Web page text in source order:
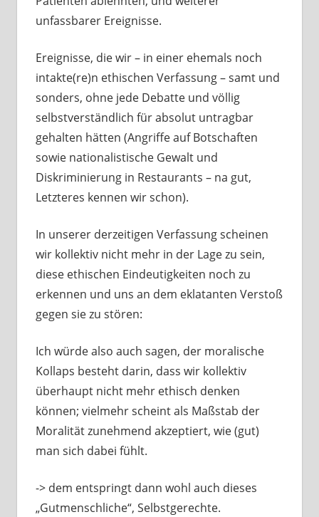
unfassbarer Ereignisse.
Ereignisse, die wir – in einer ehemals noch
intakte(re)n ethischen Verfassung – samt und
sonders, ohne jede Debatte und völlig
selbstverständlich für absolut untragbar
gehalten hätten (Angriffe auf Botschaften
sowie nationalistische Gewalt und
Diskriminierung in Restaurants – na gut,
Letzteres kennen wir schon).
In unserer derzeitigen Verfassung scheinen
wir kollektiv nicht mehr in der Lage zu sein,
diese ethischen Eindeutigkeiten noch zu
erkennen und uns an dem eklatanten Verstoß
gegen sie zu stören:
Ich würde also auch sagen, der moralische
Kollaps besteht darin, dass wir kollektiv
überhaupt nicht mehr ethisch denken
können; vielmehr scheint als Maßstab der
Moralität zunehmend akzeptiert, wie (gut)
man sich dabei fühlt.
-> dem entspringt dann wohl auch dieses
„Gutmenschliche“, Selbstgerechte.